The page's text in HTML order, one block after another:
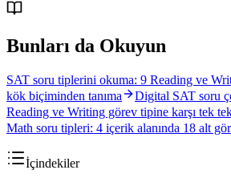
Bunları da Okuyun
SAT soru tiplerini okuma: 9 Reading ve
kök biçiminden tanıma
Digital SAT soru
Reading ve Writing görev tipine karşı tek
Math soru tipleri: 4 içerik alanında 18 alt
İçindekiler